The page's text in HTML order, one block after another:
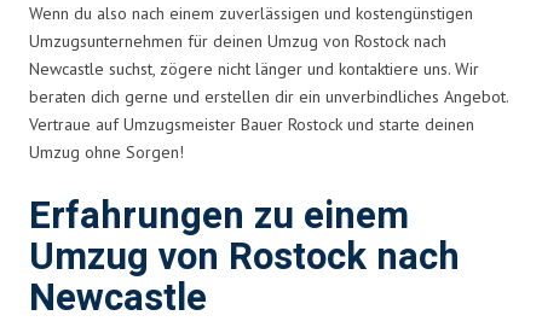
Wenn du also nach einem zuverlässigen und kostengünstigen
Umzugsunternehmen für deinen Umzug von Rostock nach
Newcastle suchst, zögere nicht länger und kontaktiere uns. Wir
beraten dich gerne und erstellen dir ein unverbindliches Angebot.
Vertraue auf Umzugsmeister Bauer Rostock und starte deinen
Umzug ohne Sorgen!
Erfahrungen zu einem
Umzug von Rostock nach
Newcastle